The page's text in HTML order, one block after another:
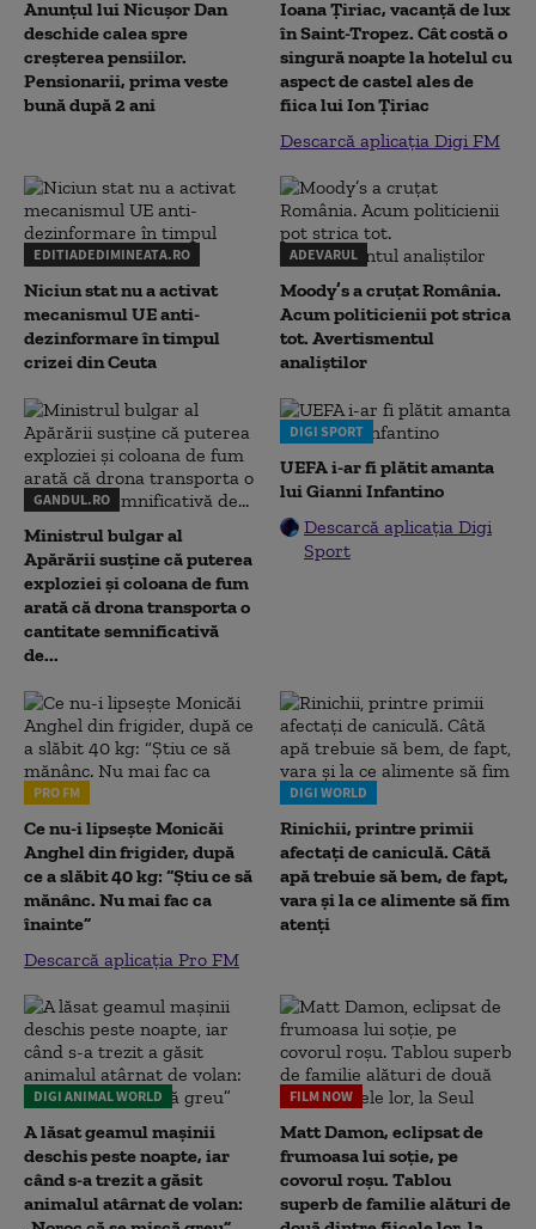
Anunțul lui Nicușor Dan
deschide calea spre
creșterea pensiilor.
Pensionarii, prima veste
bună după 2 ani
Ioana Țiriac, vacanță de lux
în Saint-Tropez. Cât costă o
singură noapte la hotelul cu
aspect de castel ales de
fiica lui Ion Țiriac
Descarcă aplicația Digi FM
EDITIADEDIMINEATA.RO
Niciun stat nu a activat
mecanismul UE anti-
dezinformare în timpul
crizei din Ceuta
ADEVARUL
Moody’s a cruțat România.
Acum politicienii pot strica
tot. Avertismentul
analiștilor
GANDUL.RO
Ministrul bulgar al
Apărării susține că puterea
exploziei și coloana de fum
arată că drona transporta o
cantitate semnificativă
de...
DIGI SPORT
UEFA i-ar fi plătit amanta
lui Gianni Infantino
Descarcă aplicația Digi
Sport
PRO FM
Ce nu-i lipsește Monicăi
Anghel din frigider, după
ce a slăbit 40 kg: “Știu ce să
mănânc. Nu mai fac ca
înainte”
Descarcă aplicația Pro FM
DIGI WORLD
Rinichii, printre primii
afectați de caniculă. Câtă
apă trebuie să bem, de fapt,
vara și la ce alimente să fim
atenți
DIGI ANIMAL WORLD
A lăsat geamul mașinii
deschis peste noapte, iar
când s-a trezit a găsit
animalul atârnat de volan:
FILM NOW
Matt Damon, eclipsat de
frumoasa lui soție, pe
covorul roșu. Tablou
superb de familie alături de